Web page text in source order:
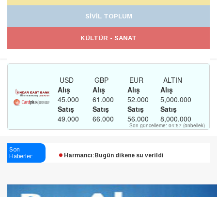
SİVİL TOPLUM
KÜLTÜR - SANAT
Son
Haberler:
mücadelesi sürecek
Şampiyon Melekleri Yaşatma